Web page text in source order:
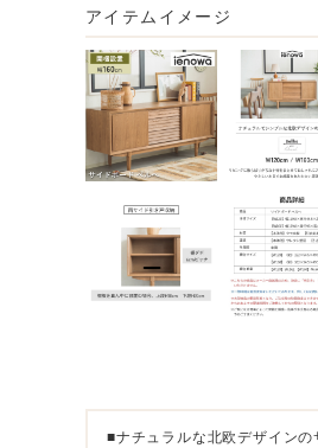
アイテムイメージ
■ナチュラルな北欧デザインの